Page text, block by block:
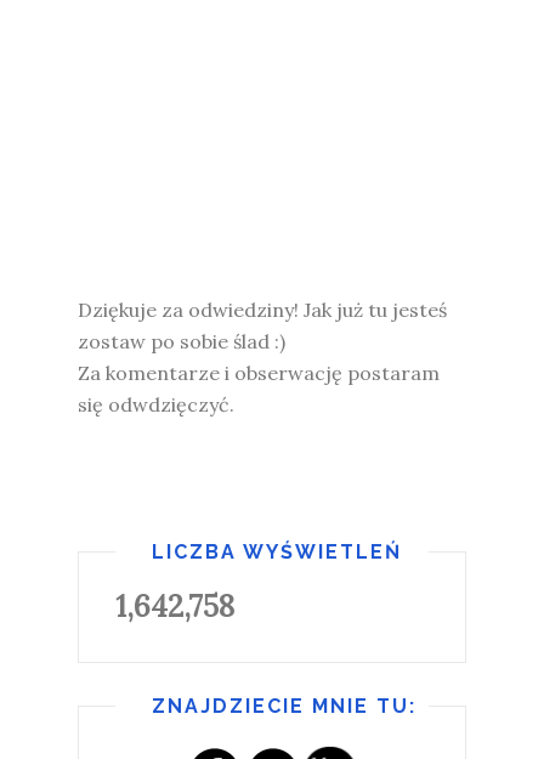
Dziękuje za odwiedziny! Jak już tu jesteś
zostaw po sobie ślad :)
Za komentarze i obserwację postaram
się odwdzięczyć.
LICZBA WYŚWIETLEŃ
1,642,758
ZNAJDZIECIE MNIE TU: